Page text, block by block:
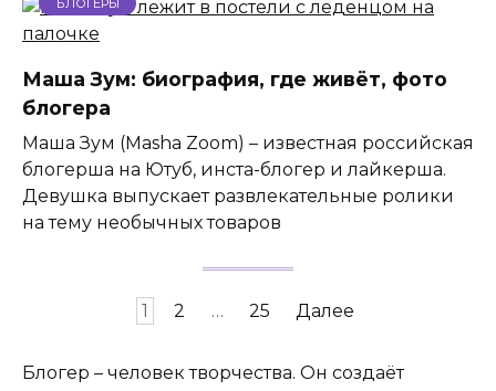
БЛОГЕРЫ
Маша Зум: биография, где живёт, фото
блогера
Маша Зум (Masha Zoom) – известная российская
блогерша на Ютуб, инста-блогер и лайкерша.
Девушка выпускает развлекательные ролики
на тему необычных товаров
1 2 … 25 Далее
Блогер – человек творчества. Он создаёт